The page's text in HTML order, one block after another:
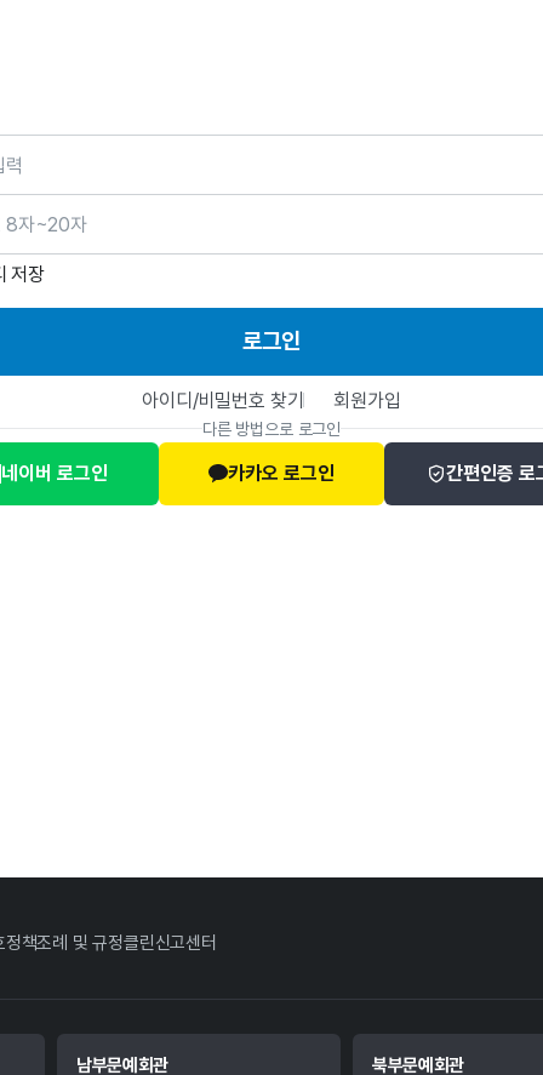
저장
로그인
아이디/비밀번호 찾기 회원가입
다른 방법으로 로그인
네이버 로그인 카카오 로그인 간편인증 로
정책조례 및 규정클린신고센터
남부문예회관 북부문예회관